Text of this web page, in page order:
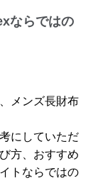
ならではの
メンズ長財布
にしていただ
方、おすすめ
トならではの